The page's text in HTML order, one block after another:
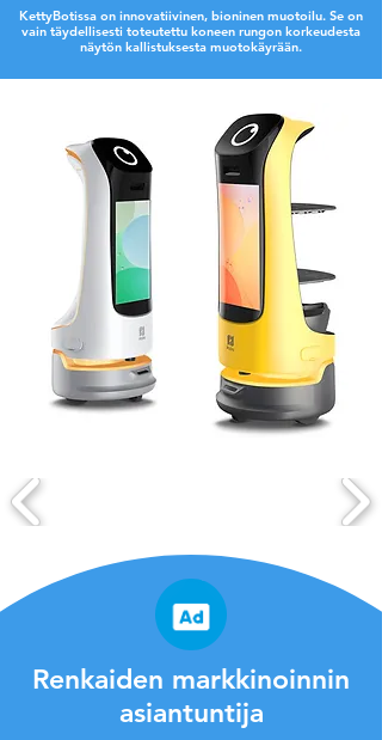
KettyBotissa on innovatiivinen, bioninen muotoilu. Se on
vain täydellisesti toteutettu koneen rungon korkeudesta
näytön kallistuksesta muotokäyrään.
Renkaiden markkinoinnin
asiantuntija